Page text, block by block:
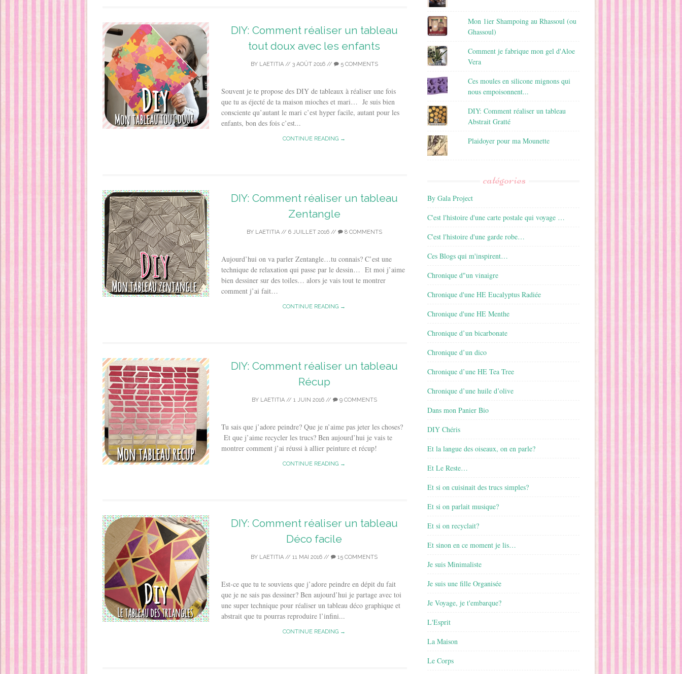
DIY: Comment réaliser un tableau
tout doux avec les enfants
BY LAETITIA// 3 AOÛT 2016// 5 COMMENTS
Souvent je te propose des DIY de tableaux à réaliser une fois
que tu as éjecté de ta maison mioches et mari… Je suis bien
consciente qu’autant le mari c’est hyper facile, autant pour les
enfants, bon des fois c’est...
CONTINUE READING →
DIY: Comment réaliser un tableau
Zentangle
BY LAETITIA// 6 JUILLET 2016// 8 COMMENTS
Aujourd’hui on va parler Zentangle…tu connais? C’est une
technique de relaxation qui passe par le dessin… Et moi j’aime
bien dessiner sur des toiles… alors je vais tout te montrer
comment j’ai fait…
CONTINUE READING →
DIY: Comment réaliser un tableau
Récup
BY LAETITIA// 1 JUIN 2016// 9 COMMENTS
Tu sais que j’adore peindre? Que je n’aime pas jeter les choses?
Et que j’aime recycler les trucs? Ben aujourd’hui je vais te
montrer comment j’ai réussi à allier peinture et récup!
CONTINUE READING →
DIY: Comment réaliser un tableau
Déco facile
BY LAETITIA // 11 MAI 2016 // 15 COMMENTS
Est-ce que tu te souviens que j’adore peindre en dépit du fait
que je ne sais pas dessiner? Ben aujourd’hui je partage avec toi
une super technique pour réaliser un tableau déco graphique et
abstrait que tu pourras reproduire l’infini...
CONTINUE READING →
Mon 1ier Shampoing au Rhassoul (ou
Ghassoul)
Comment je fabrique mon gel d'Aloe
Vera
Ces moules en silicone mignons qui
nous empoisonnent...
DIY: Comment réaliser un tableau
Abstrait Gratté
Plaidoyer pour ma Mounette
catégories
By Gala Project
C'est l'histoire d'une carte postale qui voyage …
C'est l'histoire d'une garde robe…
Ces Blogs qui m'inspirent…
Chronique d"un vinaigre
Chronique d'une HE Eucalyptus Radiée
Chronique d'une HE Menthe
Chronique d’un bicarbonate
Chronique d’un dico
Chronique d’une HE Tea Tree
Chronique d’une huile d’olive
Dans mon Panier Bio
DIY Chéris
Et la langue des oiseaux, on en parle?
Et Le Reste…
Et si on cuisinait des trucs simples?
Et si on parlait musique?
Et si on recyclait?
Et sinon en ce moment je lis…
Je suis Minimaliste
Je suis une fille Organisée
Je Voyage, je t'embarque?
L'Esprit
La Maison
Le Corps